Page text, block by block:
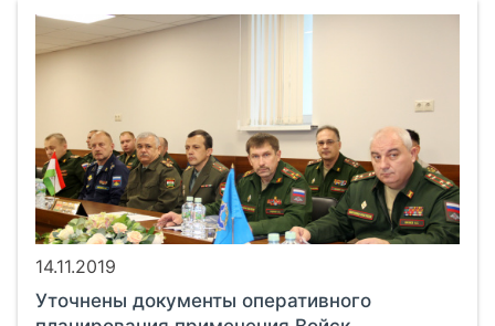
14.11.2019
Уточнены документы оперативного